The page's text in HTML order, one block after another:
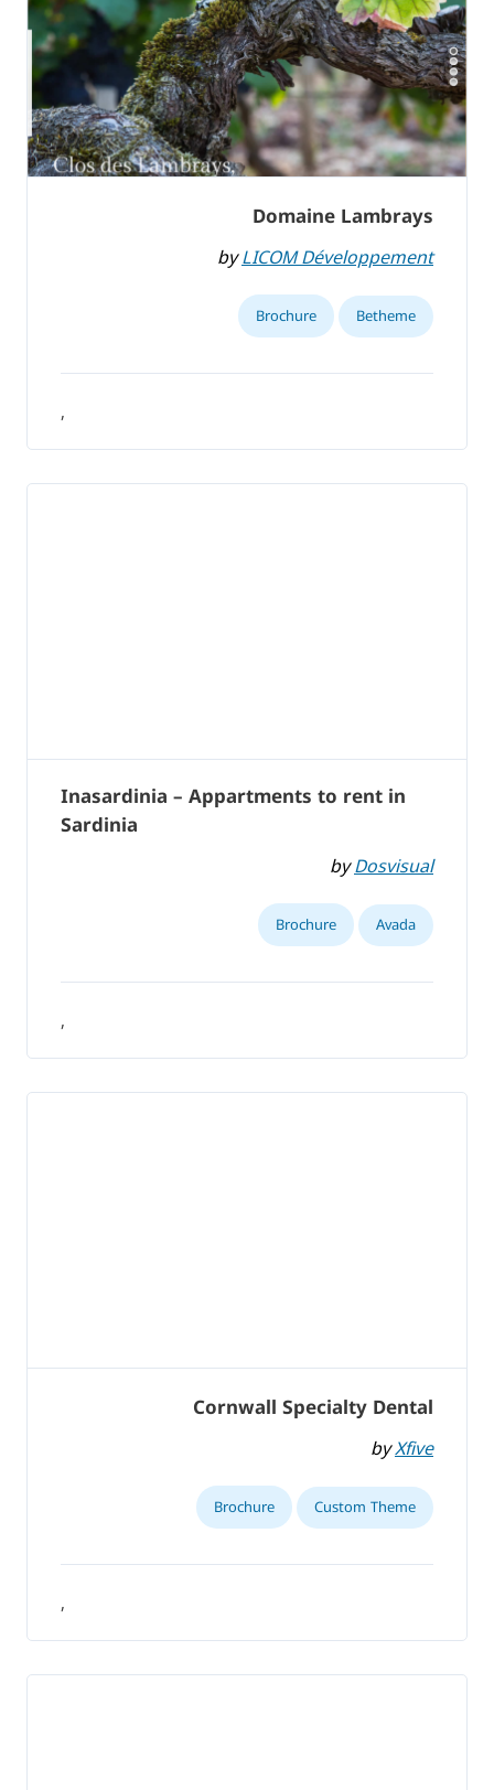
Domaine Lambrays
byLICOM Développement
Betheme
Brochure
,
Inasardinia – Appartments to rent in
Sardinia
byDosvisual
Avada
Brochure
,
Cornwall Specialty Dental
byXfive
Custom Theme
Brochure
,